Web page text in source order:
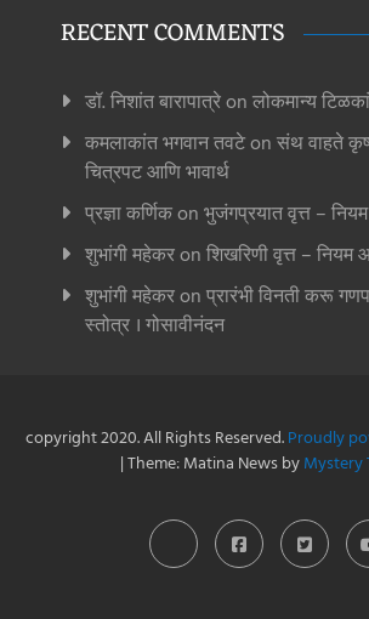
RECENT COMMENTS
डॉ. निशांत बारापात्रेon लोकमान्य
कमलाकांत भगवान तवटेon संथ वाहते
चित्रपट आणि भावार्थ
प्रज्ञा कर्णिकon भुजंगप्रयात वृत्त –
शुभांगी महेकरon शिखरिणी वृत्त – नियम
शुभांगी महेकरon प्रारंभी विनती करू
स्तोत्र । गोसावीनंदन
copyright 2020. All Rights Reserved.Proudly
|Theme: Matina News byMystery